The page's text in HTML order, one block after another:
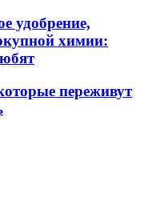
удобрение,
химии:
переживут